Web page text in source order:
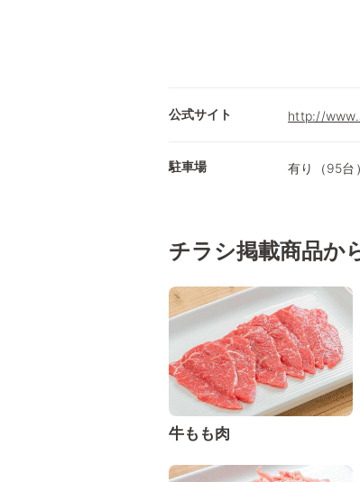
公式サイト http://
駐車場 有り（95台）
チラシ掲載商品か
牛もも肉